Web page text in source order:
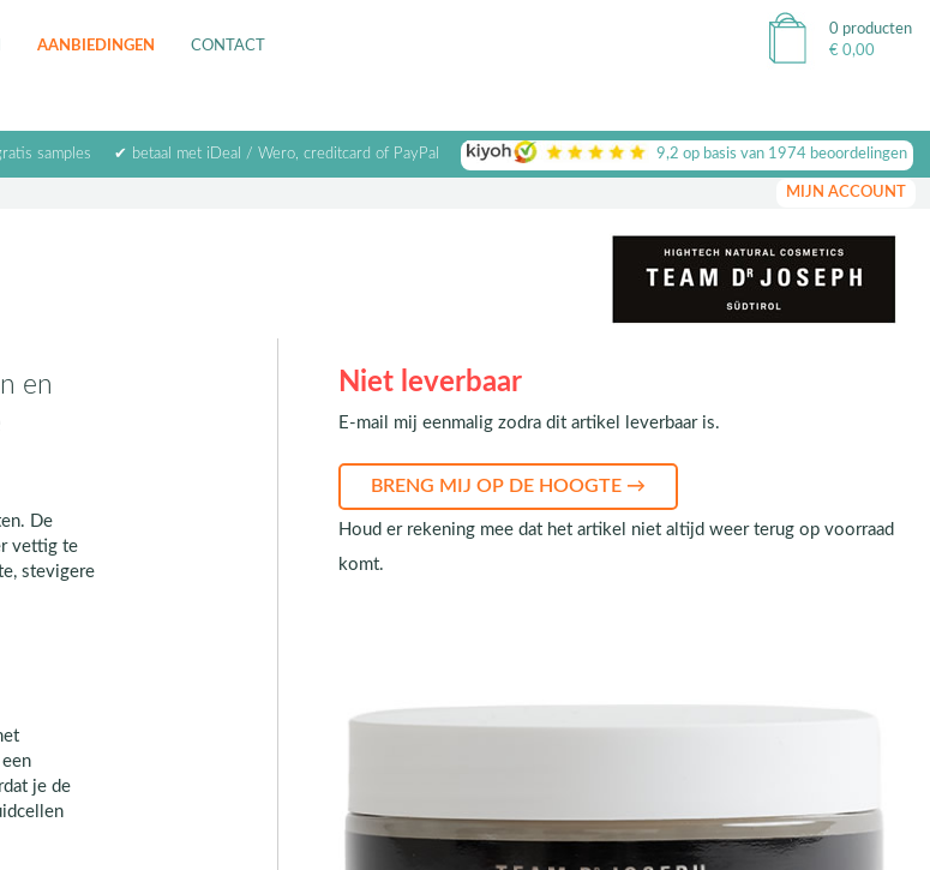
AANBIEDINGEN CONTACT
0 producten
€ 0,00
samples ✔ betaal met iDeal / Wero, creditcard of PayPal 9,2 op basis van 1974beoordelingen
MIJN ACCOUNT
en
De
vettig te
stevigere
je de
Niet leverbaar
E-mail mij eenmalig zodra dit artikel leverbaar is.
Houd er rekening mee dat het artikel niet altijd weer terug op voorraad
komt.